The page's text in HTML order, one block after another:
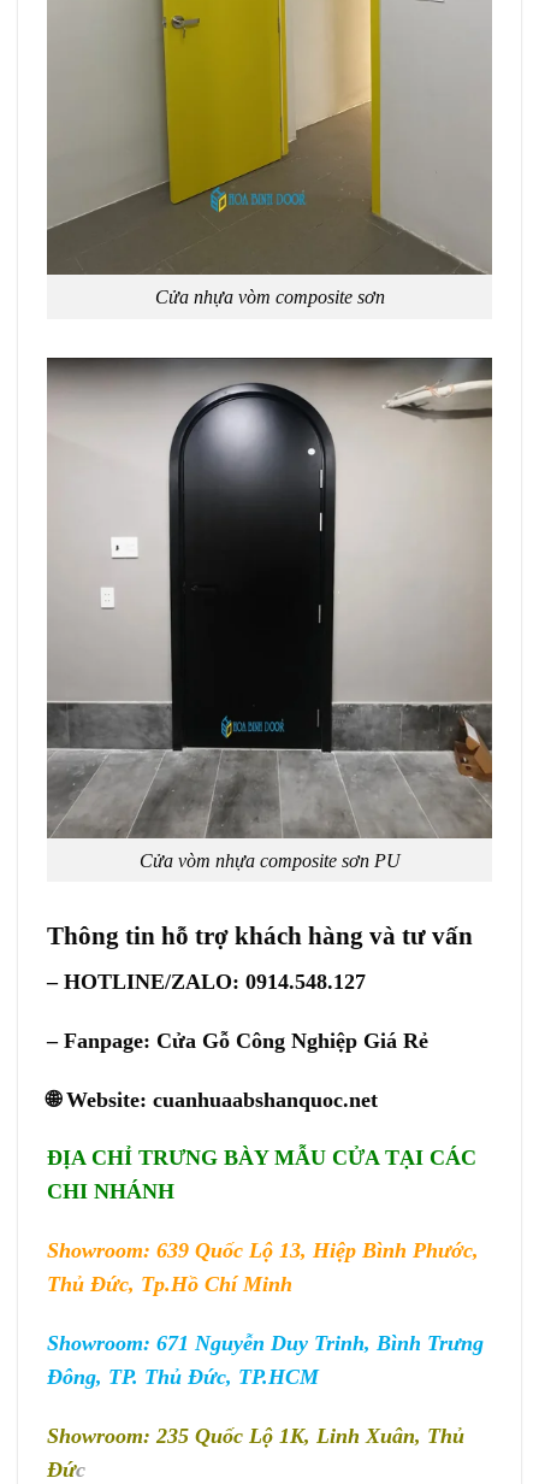
Cửa nhựa vòm composite sơn
Cửa vòm nhựa composite sơn PU
Thông tin hỗ trợ khách hàng và tư vấn
– HOTLINE/ZALO: 0914.548.127
– Fanpage: Cửa Gỗ Công Nghiệp Giá Rẻ
🌐 Website: cuanhuaabshanquoc.net
ĐỊA CHỈ TRƯNG BÀY MẪU CỬA TẠI CÁC
CHI NHÁNH
Showroom: 639 Quốc Lộ 13, Hiệp Bình Phước,
Thủ Đức, Tp.Hồ Chí Minh
Showroom: 671 Nguyễn Duy Trinh, Bình Trưng
Đông, TP. Thủ Đức, TP.HCM
Showroom: 235 Quốc Lộ 1K, Linh Xuân, Thủ
Đức